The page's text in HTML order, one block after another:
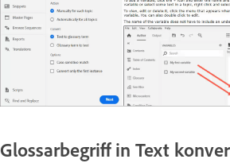
Glossarbegriff in Text